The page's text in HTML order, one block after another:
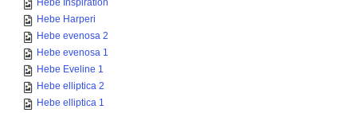
Hebe Inspiration
Hebe Harperi
Hebe evenosa 2
Hebe evenosa 1
Hebe Eveline 1
Hebe elliptica 2
Hebe elliptica 1